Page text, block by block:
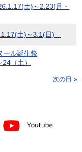
土)～2.23(月・
土)～3.1(日)
ール誕生祭
（土）
次の日 »